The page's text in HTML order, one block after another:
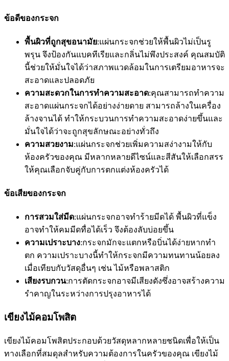
ข้อดีของกระจก
พื้นผิวที่ถูกสุขอนามัย:แผ่นกระจกช่วยให้พื้นผิวไม่เป็นรู
พรุน จึงป้องกันแบคทีเรียและกลิ่นไม่พึงประสงค์ คุณสมบัติ
นี้ช่วยให้มั่นใจได้ว่าสภาพแวดล้อมในการเตรียมอาหารจะ
สะอาดและปลอดภัย
ความสะดวกในการทำความสะอาด:คุณสามารถทำความ
สะอาดแผ่นกระจกได้อย่างง่ายดาย สามารถล้างในเครื่อง
ล้างจานได้ ทำให้กระบวนการทำความสะอาดง่ายขึ้นและ
มั่นใจได้ว่าจะถูกสุขลักษณะอย่างทั่วถึง
ความสวยงาม:แผ่นกระจกช่วยเพิ่มความสง่างามให้กับ
ห้องครัวของคุณ มีหลากหลายดีไซน์และสีสันให้เลือกสรร
ให้คุณเลือกจับคู่กับการตกแต่งห้องครัวได้
ข้อเสียของกระจก
การสวมใส่มีด:แผ่นกระจกอาจทำร้ายมีดได้ พื้นผิวที่แข็ง
อาจทำให้คมมีดทื่อได้เร็ว จึงต้องลับบ่อยขึ้น
ความเปราะบาง:กระจกมักจะแตกหรือบิ่นได้ง่ายหากทำ
ตก ความเปราะบางนี้ทำให้กระจกมีความทนทานน้อยลง
เมื่อเทียบกับวัสดุอื่นๆ เช่น ไม้หรือพลาสติก
เสียงรบกวน:การตัดกระจกอาจมีเสียงดังซึ่งอาจสร้างความ
รำคาญในระหว่างการปรุงอาหารได้
เขียงไม้คอมโพสิต
เขียงไม้คอมโพสิตประกอบด้วยวัสดุหลากหลายชนิดเพื่อให้เป็น
ทางเลือกที่สมดุลสำหรับความต้องการในครัวของคุณ เขียงไม้